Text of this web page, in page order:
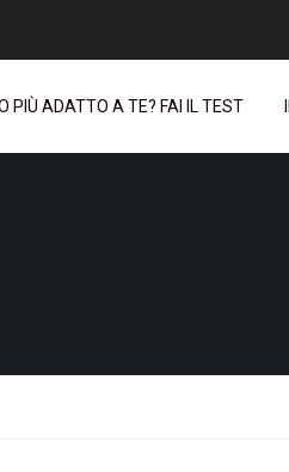
PIÙ ADATTO A TE? FAI IL TEST